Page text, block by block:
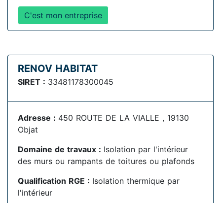
C'est mon entreprise
RENOV HABITAT
SIRET : 33481178300045
Adresse : 450 ROUTE DE LA VIALLE , 19130
Objat
Domaine de travaux : Isolation par l'intérieur
des murs ou rampants de toitures ou plafonds
Qualification RGE : Isolation thermique par
l'intérieur